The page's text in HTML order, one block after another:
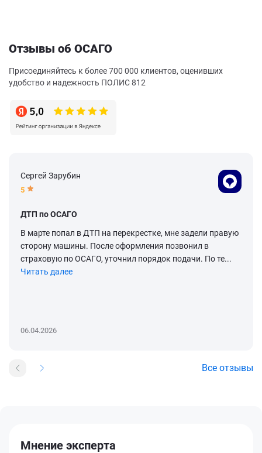
Отзывы об ОСАГО
Присоединяйтесь к более 700 000 клиентов, оценивших
удобство и надежность ПОЛИС 812
Сергей Зарубин
5
ДТП по ОСАГО
В марте попал в ДТП на перекрестке, мне задели правую
сторону машины. После оформления позвонил в
страховую по ОСАГО, уточнил порядок подачи. По те...
Читать далее
06.04.2026
Все отзывы
Мнение эксперта